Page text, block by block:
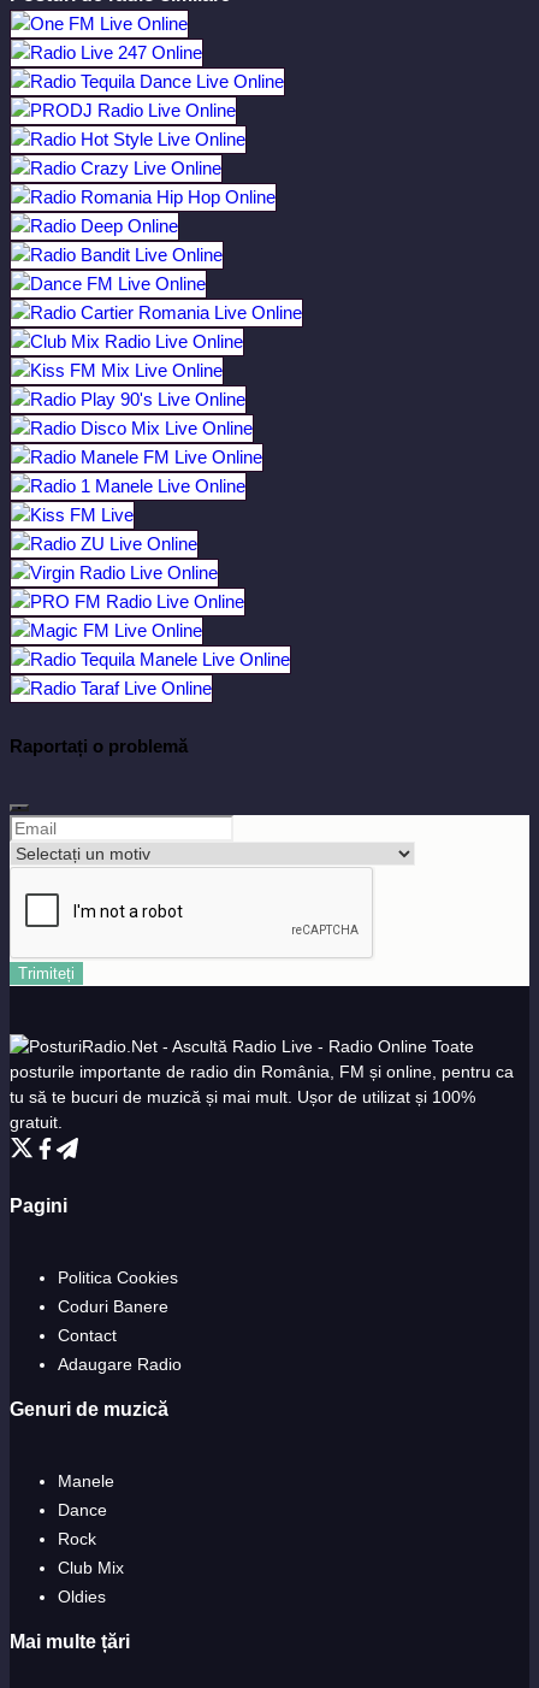
Raportați o problemă
Trimiteți
Toate
posturile importante de radio din România, FM și online, pentru ca
tu să te bucuri de muzică și mai mult. Ușor de utilizat și 100%
gratuit.
Pagini
Politica Cookies
Coduri Banere
Contact
Adaugare Radio
Genuri de muzică
Manele
Dance
Rock
Club Mix
Oldies
Mai multe țări